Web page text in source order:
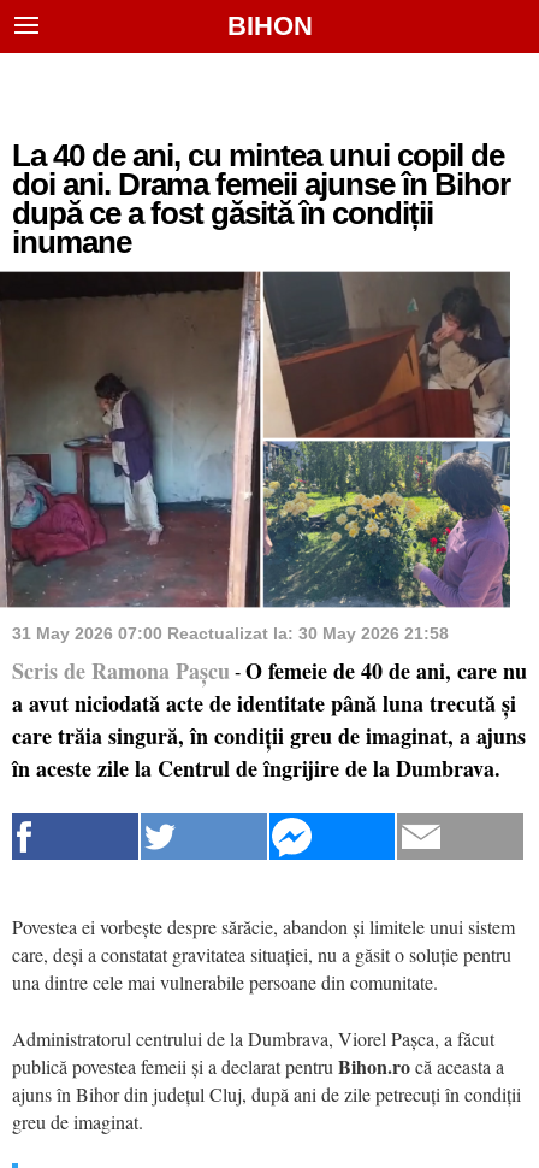
BIHON
La 40 de ani, cu mintea unui copil de
doi ani. Drama femeii ajunse în Bihor
după ce a fost găsită în condiții
inumane
31 May 2026 07:00 Reactualizat la: 30 May 2026 21:58
Scris de Ramona Pașcu - O femeie de 40 de ani, care nu
a avut niciodată acte de identitate până luna trecută și
care trăia singură, în condiții greu de imaginat, a ajuns
în aceste zile la Centrul de îngrijire de la Dumbrava.
Povestea ei vorbește despre sărăcie, abandon și limitele unui sistem
care, deși a constatat gravitatea situației, nu a găsit o soluție pentru
una dintre cele mai vulnerabile persoane din comunitate.
Administratorul centrului de la Dumbrava, Viorel Pașca, a făcut
publică povestea femeii și a declarat pentru Bihon.rocă aceasta a
ajuns în Bihor din județul Cluj, după ani de zile petrecuți în condiții
greu de imaginat.